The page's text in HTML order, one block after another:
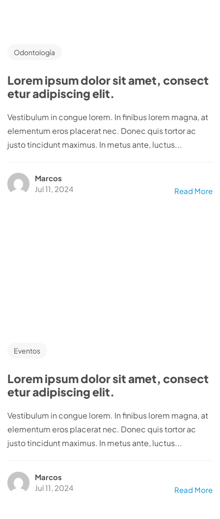
Odontología
Lorem ipsum dolor sit amet, consect
etur adipiscing elit.
Vestibulum in congue lorem. In finibus lorem magna, at
elementum eros placerat nec. Donec quis tortor ac
justo tincidunt maximus. In metus ante, luctus...
Marcos
Jul 11, 2024
Read More
Eventos
Lorem ipsum dolor sit amet, consect
etur adipiscing elit.
Vestibulum in congue lorem. In finibus lorem magna, at
elementum eros placerat nec. Donec quis tortor ac
justo tincidunt maximus. In metus ante, luctus...
Marcos
Jul 11, 2024
Read More